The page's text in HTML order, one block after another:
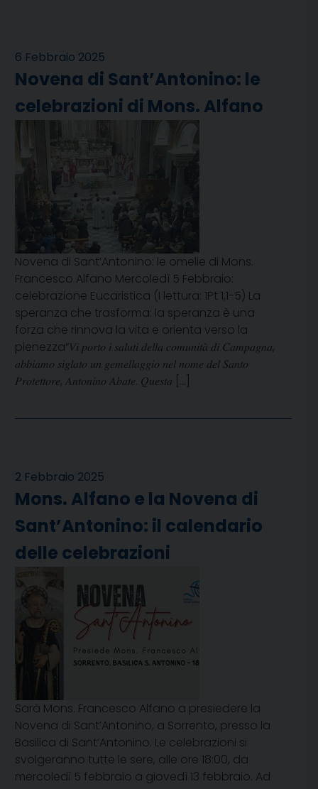
6 Febbraio 2025
Novena di Sant’Antonino: le
celebrazioni di Mons. Alfano
Novena di Sant’Antonino: le omelie di Mons.
Francesco Alfano Mercoledì 5 Febbraio:
celebrazione Eucaristica (I lettura: 1Pt 1,1-5) La
speranza che trasforma: la speranza è una
forza che rinnova la vita e orienta verso la
pienezza“𝑉𝑖 𝑝𝑜𝑟𝑡𝑜 𝑖 𝑠𝑎𝑙𝑢𝑡𝑖 𝑑𝑒𝑙𝑙𝑎 𝑐𝑜𝑚𝑢𝑛𝑖𝑡𝑎̀ 𝑑𝑖 𝐶𝑎𝑚𝑝𝑎𝑔𝑛𝑎,
𝑎𝑏𝑏𝑖𝑎𝑚𝑜 𝑠𝑖𝑔𝑙𝑎𝑡𝑜 𝑢𝑛 𝑔𝑒𝑚𝑒𝑙𝑙𝑎𝑔𝑔𝑖𝑜 𝑛𝑒𝑙 𝑛𝑜𝑚𝑒 𝑑𝑒𝑙 𝑆𝑎𝑛𝑡𝑜
𝑃𝑟𝑜𝑡𝑒𝑡𝑡𝑜𝑟𝑒, 𝐴𝑛𝑡𝑜𝑛𝑖𝑛𝑜 𝐴𝑏𝑎𝑡𝑒. 𝑄𝑢𝑒𝑠𝑡𝑎 […]
2 Febbraio 2025
Mons. Alfano e la Novena di
Sant’Antonino: il calendario
delle celebrazioni
Sarà Mons. Francesco Alfano a presiedere la
Novena di Sant’Antonino, a Sorrento, presso la
Basilica di Sant’Antonino. Le celebrazioni si
svolgeranno tutte le sere, alle ore 18:00, da
mercoledì 5 febbraio a giovedì 13 febbraio. Ad